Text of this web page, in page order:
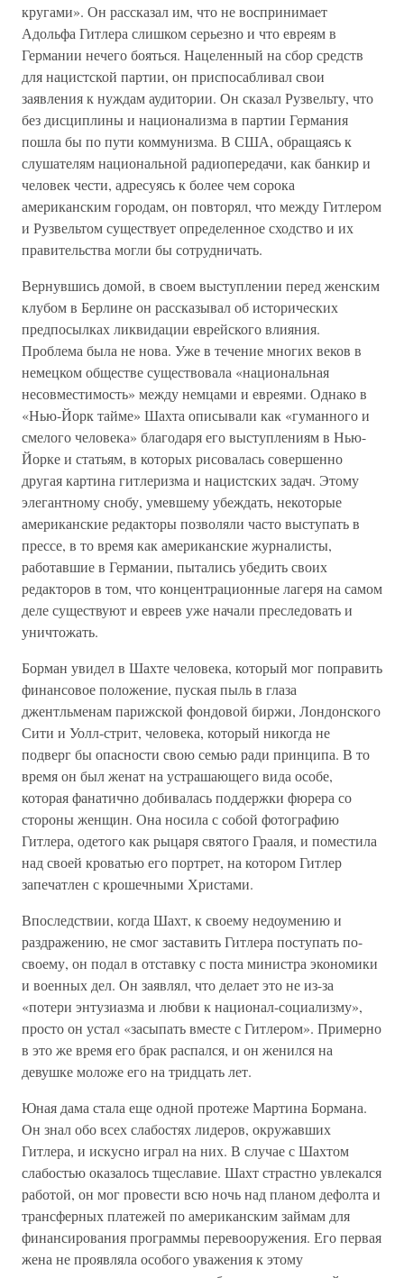
кругами». Он рассказал им, что не воспринимает
Адольфа Гитлера слишком серьезно и что евреям в
Германии нечего бояться. Нацеленный на сбор средств
для нацистской партии, он приспосабливал свои
заявления к нуждам аудитории. Он сказал Рузвельту, что
без дисциплины и национализма в партии Германия
пошла бы по пути коммунизма. В США, обращаясь к
слушателям национальной радиопередачи, как банкир и
человек чести, адресуясь к более чем сорока
американским городам, он повторял, что между Гитлером
и Рузвельтом существует определенное сходство и их
правительства могли бы сотрудничать.
Вернувшись домой, в своем выступлении перед женским
клубом в Берлине он рассказывал об исторических
предпосылках ликвидации еврейского влияния.
Проблема была не нова. Уже в течение многих веков в
немецком обществе существовала «национальная
несовместимость» между немцами и евреями. Однако в
«Нью-Йорк тайме» Шахта описывали как «гуманного и
смелого человека» благодаря его выступлениям в Нью-
Йорке и статьям, в которых рисовалась совершенно
другая картина гитлеризма и нацистских задач. Этому
элегантному снобу, умевшему убеждать, некоторые
американские редакторы позволяли часто выступать в
прессе, в то время как американские журналисты,
работавшие в Германии, пытались убедить своих
редакторов в том, что концентрационные лагеря на самом
деле существуют и евреев уже начали преследовать и
уничтожать.
Борман увидел в Шахте человека, который мог поправить
финансовое положение, пуская пыль в глаза
джентльменам парижской фондовой биржи, Лондонского
Сити и Уолл-стрит, человека, который никогда не
подверг бы опасности свою семью ради принципа. В то
время он был женат на устрашающего вида особе,
которая фанатично добивалась поддержки фюрера со
стороны женщин. Она носила с собой фотографию
Гитлера, одетого как рыцаря святого Грааля, и поместила
над своей кроватью его портрет, на котором Гитлер
запечатлен с крошечными Христами.
Впоследствии, когда Шахт, к своему недоумению и
раздражению, не смог заставить Гитлера поступать по-
своему, он подал в отставку с поста министра экономики
и военных дел. Он заявлял, что делает это не из-за
«потери энтузиазма и любви к национал-социализму»,
просто он устал «засыпать вместе с Гитлером». Примерно
в это же время его брак распался, и он женился на
девушке моложе его на тридцать лет.
Юная дама стала еще одной протеже Мартина Бормана.
Он знал обо всех слабостях лидеров, окружавших
Гитлера, и искусно играл на них. В случае с Шахтом
слабостью оказалось тщеславие. Шахт страстно увлекался
работой, он мог провести всю ночь над планом дефолта и
трансферных платежей по американским займам для
финансирования программы перевооружения. Его первая
жена не проявляла особого уважения к этому